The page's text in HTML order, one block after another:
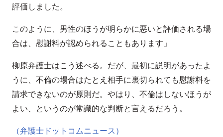
評価しました。
このように、男性のほうが明らかに悪いと評価される場
合は、慰謝料が認められることもあります」
柳原弁護士はこう述べる。だが、最初に説明があったよ
うに、不倫の場合はたとえ相手に裏切られても慰謝料を
請求できないのが原則だ。やはり、不倫はしないほうが
よい、というのが常識的な判断と言えるだろう。
（弁護士ドットコムニュース）